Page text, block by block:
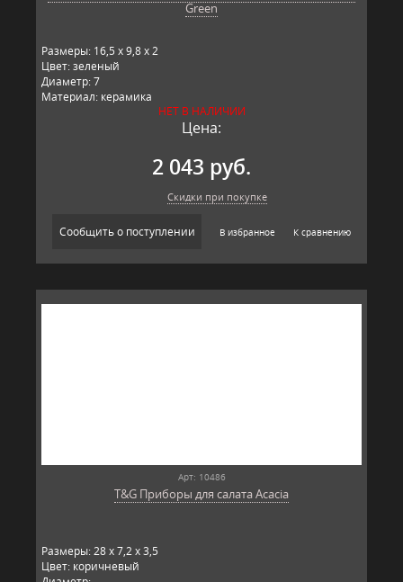
Green
Размеры: 16,5 x 9,8 x 2
Цвет: зеленый
Диаметр: 7
Материал: керамика
НЕТ В НАЛИЧИИ
Цена:
2 043 руб.
Скидки при покупке
Сообщить о поступлении В избранное К сравнению
Арт: 10486
T&G Приборы для салата Acacia
Размеры: 28 x 7,2 x 3,5
Цвет: коричневый